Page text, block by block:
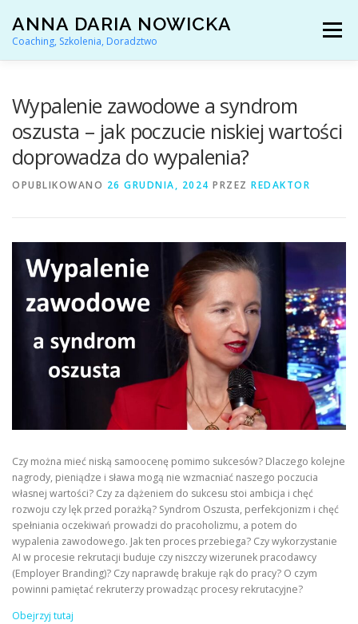
treści
ANNA DARIA NOWICKA
Coaching, Szkolenia, Doradztwo
Menu
DORADZTWO ZAWODOWE
KONTAKT
Wypalenie zawodowe a syndrom
oszusta – jak poczucie niskiej wartości
doprowadza do wypalenia?
OPUBLIKOWANO 26 GRUDNIA, 2024 PRZEZ REDAKTOR
Czy można mieć niską samoocenę pomimo sukcesów? Dlaczego kolejne
nagrody, pieniądze i sława mogą nie wzmacniać naszego poczucia
własnej wartości? Czy za dążeniem do sukcesu stoi ambicja i chęć
rozwoju czy lęk przed porażką? Syndrom Oszusta, perfekcjonizm i chęć
spełniania oczekiwań prowadzi do pracoholizmu, a potem do
wypalenia zawodowego. Jak ten proces przebiega? Czy wykorzystanie
AI w procesie rekrutacji buduje czy niszczy wizerunek pracodawcy
(Employer Branding)? Czy naprawdę brakuje rąk do pracy? O czym
powinni pamiętać rekruterzy prowadząc procesy rekrutacyjne?
Obejrzyj tutaj